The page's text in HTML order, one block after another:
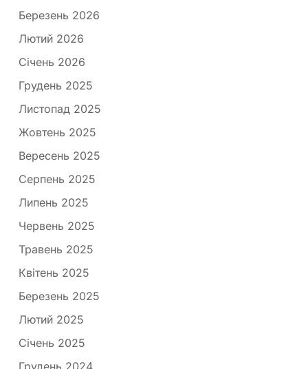
Березень 2026
Лютий 2026
Січень 2026
Грудень 2025
Листопад 2025
Жовтень 2025
Вересень 2025
Серпень 2025
Липень 2025
Червень 2025
Травень 2025
Квітень 2025
Березень 2025
Лютий 2025
Січень 2025